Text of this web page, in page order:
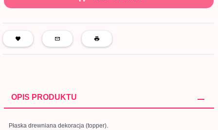
OPIS PRODUKTU
Płaska drewniana dekoracja (topper).